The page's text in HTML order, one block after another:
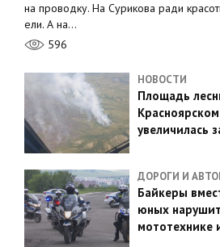
на проводку. На Сурикова ради
ели. А на…
596
НОВОСТИ
Площадь
увеличилась
ДОРОГИ И
Байкеры
юных
мототехнике